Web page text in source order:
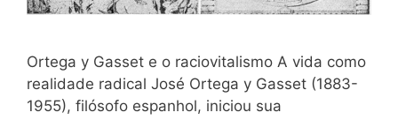
Ortega y Gasset e o raciovitalismo A vida como
realidade radical José Ortega y Gasset (1883-
1955), filósofo espanhol, iniciou sua